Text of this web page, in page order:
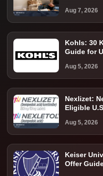
Aug 7, 2026
Kohls: 30
Guide for
Aug 5, 2026
Nexlizet:
Eligible
Aug 5, 2026
Keiser
Offer